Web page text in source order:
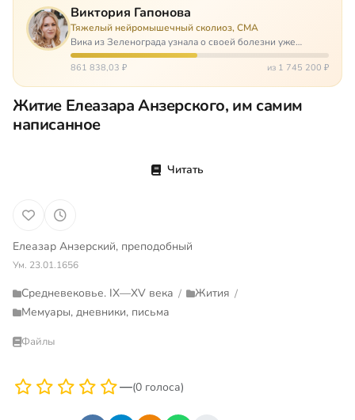
Виктория Гапонова
Тяжелый нейромышечный сколиоз, СМА
Вика из Зеленограда узнала о своей болезни уже
будучи в сознательном возрасте. Ей пришлось
привыкать к инвалидной коляске и сильнейшему
861 838,03 ₽ из 1 745 200 ₽
Житие Елеазара Анзерского, им самим
написанное
Читать
Елеазар Анзерский, преподобный
Ум. 23.01.1656
Средневековье. IX—XV века / Жития /
Мемуары, дневники, письма
Файлы
—(0 голоса)